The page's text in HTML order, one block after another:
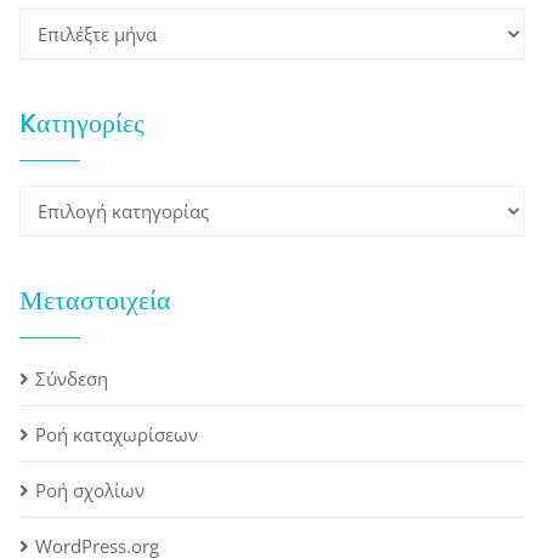
Ιστορικό
Kατηγορίες
Kατηγορίες
Μεταστοιχεία
Σύνδεση
Ροή καταχωρίσεων
Ροή σχολίων
WordPress.org